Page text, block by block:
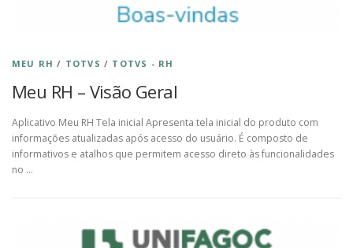
MEU RH / TOTVS / TOTVS - RH
Meu RH – Visão Geral
Aplicativo Meu RH Tela inicial Apresenta tela inicial do produto com
informações atualizadas após acesso do usuário. É composto de
informativos e atalhos que permitem acesso direto às funcionalidades
no …